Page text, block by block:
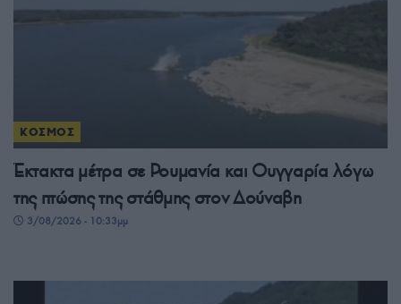
ΚΟΣΜΟΣ
Έκτακτα μέτρα σε Ρουμανία και Ουγγαρία λόγω
της πτώσης της στάθμης στον Δούναβη
3/08/2026 - 10:33μμ